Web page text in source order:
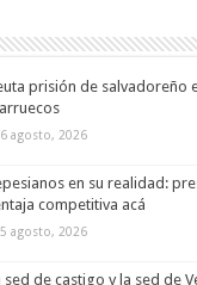
prisión de salvadoreño
6 agosto, 2026
en su realidad:
competitiva acá
5 agosto, 2026
sed de castigo y la sed de